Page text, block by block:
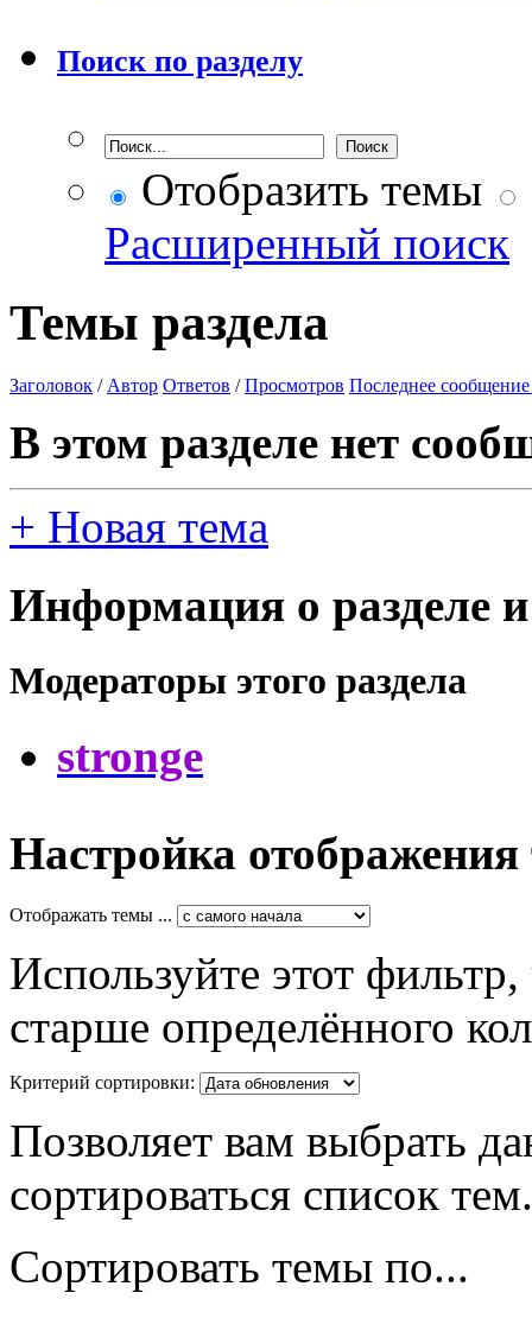
Поиск по разделу
Отобразить темы
Расширенный поиск
Темы раздела
Заголовок / Автор Ответов /Просмотров Последнее сообщение
В этом разделе нет
+ Новая тема
Информация о разделе
Модераторы этого раздела
stronge
Настройка отображения
Отображать темы ...
Используйте этот
старше определённого
Критерий сортировки:
Позволяет вам выбрать
сортироваться список тем.
Сортировать темы по...